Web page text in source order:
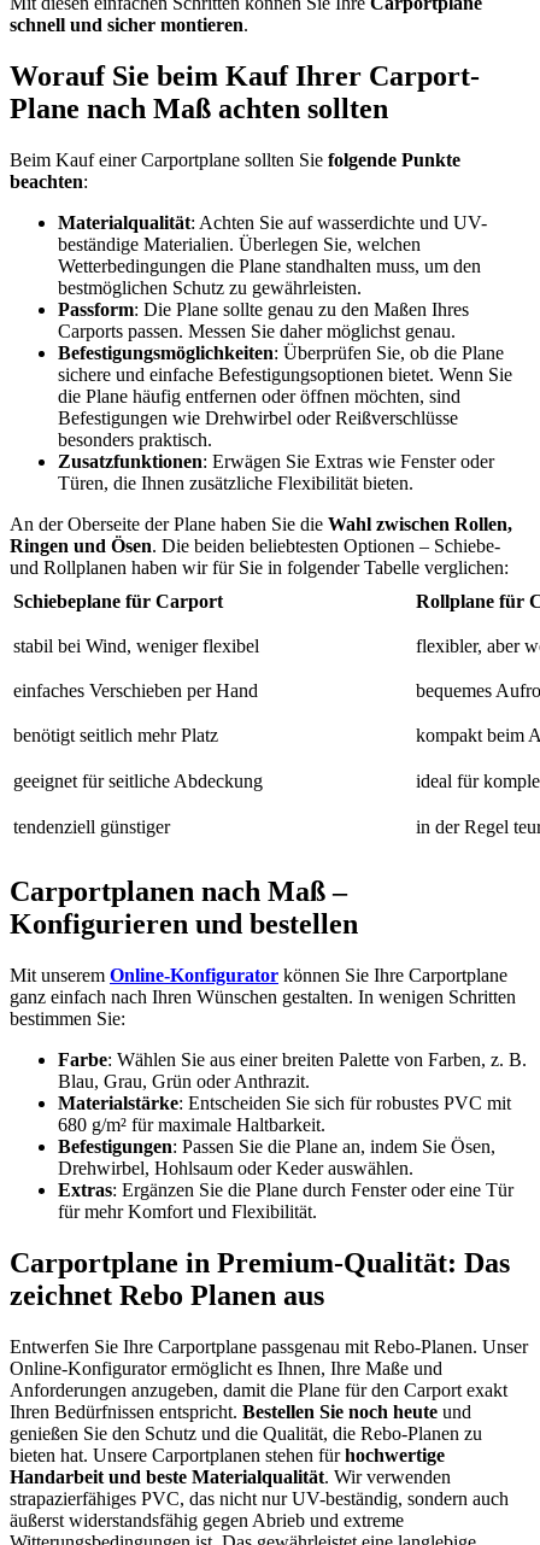
schnell und sicher montieren.
Worauf Sie beim Kauf Ihrer Carport-
Plane nach Maß achten sollten
Beim Kauf einer Carportplane sollten Sie folgende Punkte
beachten:
Materialqualität: Achten Sie auf wasserdichte und UV-
beständige Materialien. Überlegen Sie, welchen
Wetterbedingungen die Plane standhalten muss, um den
bestmöglichen Schutz zu gewährleisten.
Passform: Die Plane sollte genau zu den Maßen Ihres
Carports passen. Messen Sie daher möglichst genau.
Befestigungsmöglichkeiten: Überprüfen Sie, ob die Plane
sichere und einfache Befestigungsoptionen bietet. Wenn Sie
die Plane häufig entfernen oder öffnen möchten, sind
Befestigungen wie Drehwirbel oder Reißverschlüsse
besonders praktisch.
Zusatzfunktionen: Erwägen Sie Extras wie Fenster oder
Türen, die Ihnen zusätzliche Flexibilität bieten.
An der Oberseite der Plane haben Sie die Wahl zwischen Rollen,
Ringen und Ösen. Die beiden beliebtesten Optionen – Schiebe-
und Rollplanen haben wir für Sie in folgender Tabelle verglichen:
Schiebeplane für Carport
Rollplane für
stabil bei Wind, weniger flexibel flexibler, aber
einfaches Verschieben per Hand bequemes
benötigt seitlich mehr Platz kompakt beim
geeignet für seitliche Abdeckung ideal für
tendenziell günstiger in der Regel
Carportplanen nach Maß –
Konfigurieren und bestellen
Mit unserem Online-Konfigurator können Sie Ihre Carportplane
ganz einfach nach Ihren Wünschen gestalten. In wenigen Schritten
bestimmen Sie:
Farbe: Wählen Sie aus einer breiten Palette von Farben, z. B.
Blau, Grau, Grün oder Anthrazit.
Materialstärke: Entscheiden Sie sich für robustes PVC mit
680 g/m² für maximale Haltbarkeit.
Befestigungen: Passen Sie die Plane an, indem Sie Ösen,
Drehwirbel, Hohlsaum oder Keder auswählen.
Extras: Ergänzen Sie die Plane durch Fenster oder eine Tür
für mehr Komfort und Flexibilität.
Carportplane in Premium-Qualität: Das
zeichnet Rebo Planen aus
Entwerfen Sie Ihre Carportplane passgenau mit Rebo-Planen. Unser
Online-Konfigurator ermöglicht es Ihnen, Ihre Maße und
Anforderungen anzugeben, damit die Plane für den Carport exakt
Ihren Bedürfnissen entspricht. Bestellen Sie noch heute und
genießen Sie den Schutz und die Qualität, die Rebo-Planen zu
bieten hat. Unsere Carportplanen stehen fürhochwertige
Handarbeit und beste Materialqualität. Wir verwenden
strapazierfähiges PVC, das nicht nur UV-beständig, sondern auch
äußerst widerstandsfähig gegen Abrieb und extreme